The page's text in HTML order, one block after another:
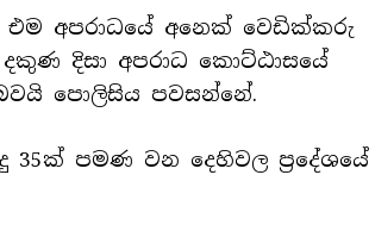
එම අපරාධයේ අනෙක් වෙඩික්කරු
දිසා අපරාධ කොට්ඨාසයේ
පොලිසිය පවසන්නේ.
පමණ වන දෙහිවල ප්‍රදේශයේ